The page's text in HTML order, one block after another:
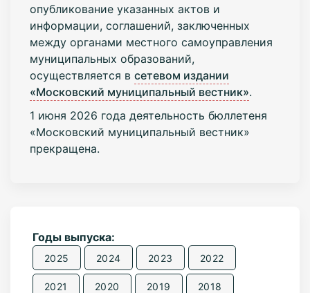
опубликование указанных актов и
информации, соглашений, заключенных
между органами местного самоуправления
муниципальных образований,
осуществляется в сетевом издании
«Московский муниципальный вестник».
1 июня 2026 года деятельность бюллетеня
«Московский муниципальный вестник»
прекращена.
Годы выпуска:
2025 2024 2023 2022
2021 2020 2019 2018